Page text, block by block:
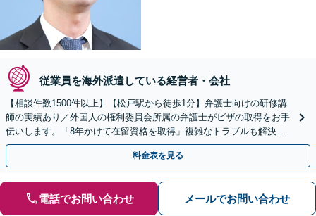
従業員を海外派遣している経営者・会社
【相談件数1500件以上】【松戸駅から徒歩1分】弁護士向けの研修講
師の実績あり／外国人の権利委員会所属の弁護士がビザの取得をお手
伝いします。「8年かけて在留資格を取得」複雑なトラブルも解決。
日本語が苦手な外国人のサポートに定評ありです。
料金表を見る
電話でお問い合わせ メールでお問い合わせ